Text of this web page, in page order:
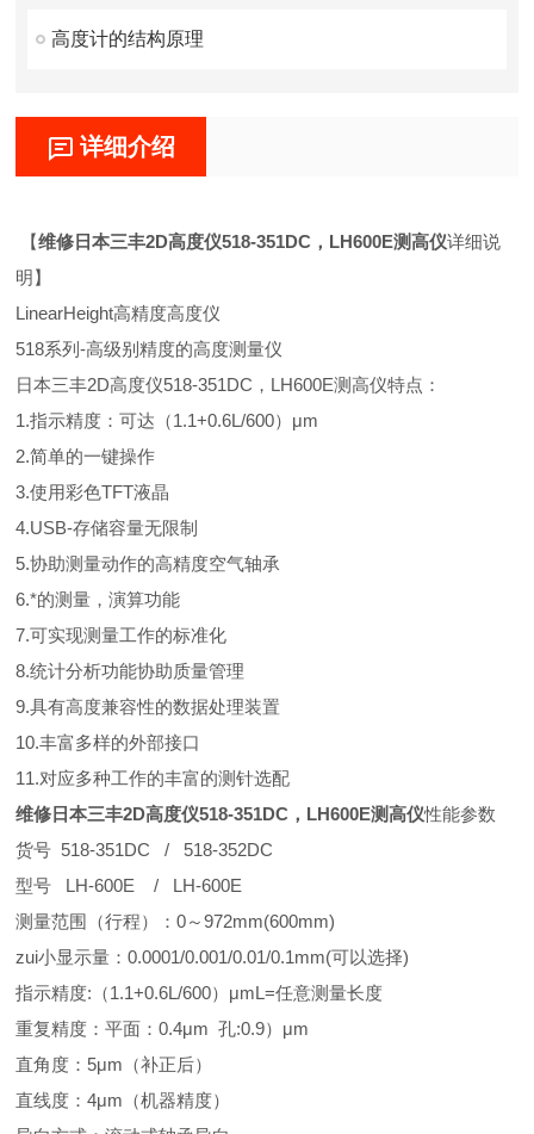
高度计的结构原理
详细介绍
【维修日本三丰2D高度仪518-351DC，LH600E测高仪详细说
明】
LinearHeight高精度高度仪
518系列-高级别精度的高度测量仪
日本三丰2D高度仪518-351DC，LH600E测高仪特点：
1.指示精度：可达（1.1+0.6L/600）μm
2.简单的一键操作
3.使用彩色TFT液晶
4.USB-存储容量无限制
5.协助测量动作的高精度空气轴承
6.*的测量，演算功能
7.可实现测量工作的标准化
8.统计分析功能协助质量管理
9.具有高度兼容性的数据处理装置
10.丰富多样的外部接口
11.对应多种工作的丰富的测针选配
维修日本三丰2D高度仪518-351DC，LH600E测高仪性能参数
货号 518-351DC / 518-352DC
型号 LH-600E / LH-600E
测量范围（行程）：0～972mm(600mm)
zui小显示量：0.0001/0.001/0.01/0.1mm(可以选择)
指示精度:（1.1+0.6L/600）μmL=任意测量长度
重复精度：平面：0.4μm 孔:0.9）μm
直角度：5μm（补正后）
直线度：4μm（机器精度）